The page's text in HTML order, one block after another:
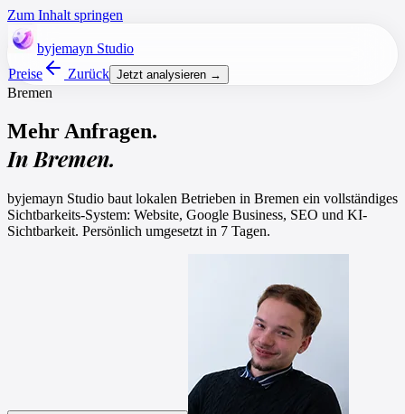
Zum Inhalt springen
byjemayn Studio
Preise
Zurück Jetzt analysieren →
Bremen
Mehr Anfragen.
In Bremen.
byjemayn Studio baut lokalen Betrieben in Bremen ein vollständiges
Sichtbarkeits-System: Website, Google Business, SEO und KI-
Sichtbarkeit. Persönlich umgesetzt in 7 Tagen.